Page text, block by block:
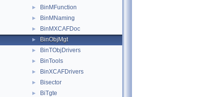
► BinMFunction
► BinMNaming
► BinMXCAFDoc
► BinObjMgt
► BinTObjDrivers
► BinTools
► BinXCAFDrivers
► Bisector
► BiTgte